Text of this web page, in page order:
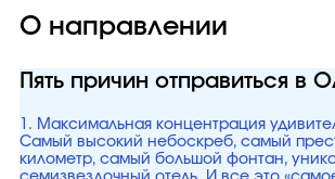
О направлении
Пять причин отправиться в
1. Максимальная концентрация
Самый высокий небоскреб, самый
километр, самый большой фонтан,